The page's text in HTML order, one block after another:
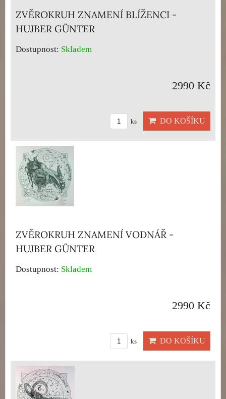
ZVĚROKRUH ZNAMENÍ BLÍŽENCI -
HUJBER GÜNTER
Dostupnost: Skladem
2990 Kč
ks DO KOŠÍKU
ZVĚROKRUH ZNAMENÍ VODNÁŘ -
HUJBER GÜNTER
Dostupnost: Skladem
2990 Kč
ks DO KOŠÍKU